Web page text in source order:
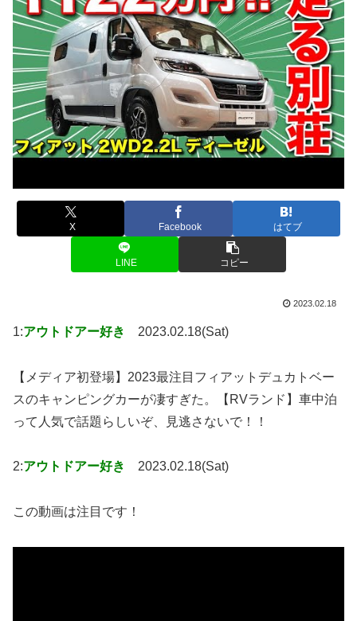
X Facebook はてブ
LINE コピー
2023.02.18
1:アウトドアー好き 2023.02.18(Sat)
【メディア初登場】2023最注目フィアットデュカトベー
スのキャンピングカーが凄すぎた。【RVランド】車中泊
って人気で話題らしいぞ、見逃さないで！！
2:アウトドアー好き 2023.02.18(Sat)
この動画は注目です！